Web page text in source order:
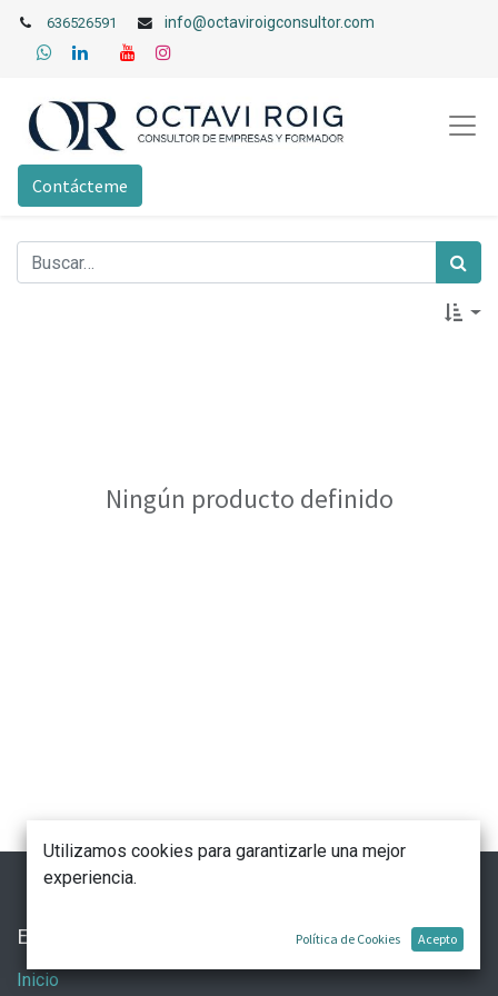
636526591 info@octaviroigconsultor.com
Contácteme
Ningún producto definido
Enlaces de Interés
Inicio
Utilizamos cookies para garantizarle una mejor
experiencia.
Política de Cookies Acepto